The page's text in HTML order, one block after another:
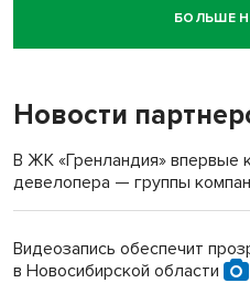
Новосибирский суд наказал
пенсионерки на вокзале
БОЛЬШЕ
Новости
В ЖК «Гренландия» впервые
девелопера — группы
Видеозапись обеспечит
в Новосибирской области